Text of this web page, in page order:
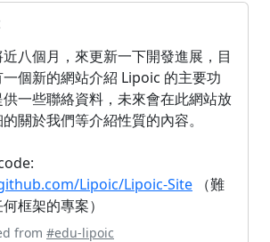
近八個月，來更新一下開發進展，目
個新的網站介紹 Lipoic 的主要功
一些聯絡資料，未來會在此網站放
關於我們等介紹性質的內容。
Lipoic/Lipoic-Site （難
框架的專案）
from #edu-lipoic